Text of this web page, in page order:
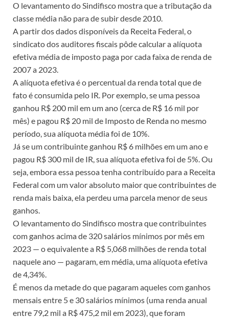
O levantamento do Sindifisco mostra que a tributação da
classe média não para de subir desde 2010.
A partir dos dados disponíveis da Receita Federal, o
sindicato dos auditores fiscais pôde calcular a alíquota
efetiva média de imposto paga por cada faixa de renda de
2007 a 2023.
A alíquota efetiva é o percentual da renda total que de
fato é consumida pelo IR. Por exemplo, se uma pessoa
ganhou R$ 200 mil em um ano (cerca de R$ 16 mil por
mês) e pagou R$ 20 mil de Imposto de Renda no mesmo
período, sua alíquota média foi de 10%.
Já se um contribuinte ganhou R$ 6 milhões em um ano e
pagou R$ 300 mil de IR, sua alíquota efetiva foi de 5%. Ou
seja, embora essa pessoa tenha contribuído para a Receita
Federal com um valor absoluto maior que contribuintes de
renda mais baixa, ela perdeu uma parcela menor de seus
ganhos.
O levantamento do Sindifisco mostra que contribuintes
com ganhos acima de 320 salários mínimos por mês em
2023 — o equivalente a R$ 5,068 milhões de renda total
naquele ano — pagaram, em média, uma alíquota efetiva
de 4,34%.
É menos da metade do que pagaram aqueles com ganhos
mensais entre 5 e 30 salários mínimos (uma renda anual
entre 79,2 mil a R$ 475,2 mil em 2023), que foram